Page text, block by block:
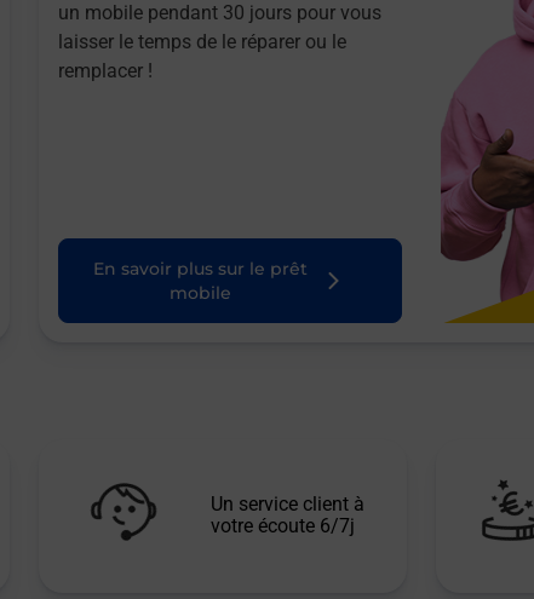
un mobile pendant 30 jours pour vous
laisser le temps de le réparer ou le
remplacer !
En savoir plus sur le prêt
mobile
Un service client à
votre écoute 6/7j